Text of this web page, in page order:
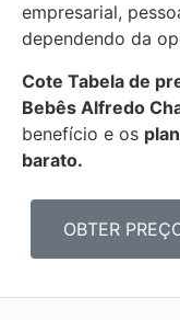
empresarial,
dependendo da
Cote Tabela de
Bebês Alfredo
benefício e os
barato.
OBTER